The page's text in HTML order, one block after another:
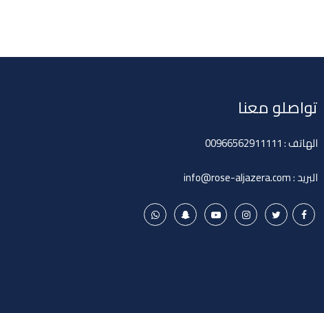
تواصلو معنا
الهاتف :00966562911111
البريد :info@rose-aljazera.com